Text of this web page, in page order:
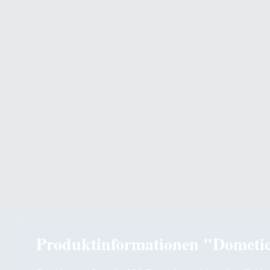
Produktinformationen